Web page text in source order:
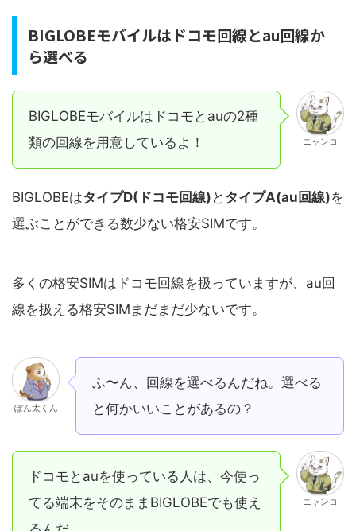
BIGLOBEモバイルはドコモ回線とau回線か
ら選べる
BIGLOBEモバイルはドコモとauの2種
類の回線を用意しているよ！
ニャンコ
BIGLOBEはタイプD(ドコモ回線) と タイプA(au回線)を
選ぶことができる数少ない格安SIMです。
多くの格安SIMはドコモ回線を扱っていますが、au回
線を扱える格安SIMまだまだ少ないです。
ぽん太くん
ふ〜ん、回線を選べるんだね。選べる
と何かいいことがあるの？
ドコモとauを使っている人は、今使っ
てる端末をそのままBIGLOBEでも使え
ニャンコ